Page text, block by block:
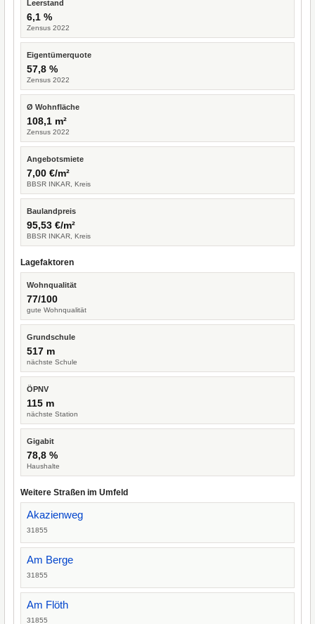
Leerstand
6,1 %
Zensus 2022
Eigentümerquote
57,8 %
Zensus 2022
Ø Wohnfläche
108,1 m²
Zensus 2022
Angebotsmiete
7,00 €/m²
BBSR INKAR, Kreis
Baulandpreis
95,53 €/m²
BBSR INKAR, Kreis
Lagefaktoren
Wohnqualität
77/100
gute Wohnqualität
Grundschule
517 m
nächste Schule
ÖPNV
115 m
nächste Station
Gigabit
78,8 %
Haushalte
Weitere Straßen im Umfeld
Akazienweg
31855
Am Berge
31855
Am Flöth
31855